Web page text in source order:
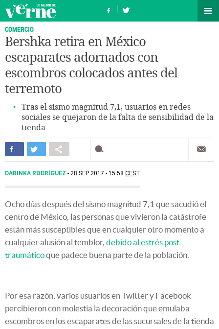
COMERCIO
Bershka retira en México
escaparates adornados con
escombros colocados antes del
terremoto
Tras el sismo magnitud 7,1, usuarios en redes
sociales se quejaron de la falta de sensibilidad de la
tienda
DARINKA RODRÍGUEZ 28 SEP 2017 - 15:58 CEST
Ocho días después del sismo magnitud 7,1 que sacudió el
centro de México, las personas que vivieron la catástrofe
están más susceptibles que en cualquier otro momento a
cualquier alusión al temblor, debido al estrés post-
traumáticoque padece buena parte de la población.
Por esa razón, varios usuarios en Twitter y Facebook
percibieron con molestia la decoración que emulaba
escombros en los escaparates de las sucursales de la tienda